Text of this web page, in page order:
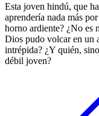
Esta joven hindú, que
aprendería nada más
horno ardiente? ¿No es
Dios pudo volcar en un
intrépida? ¿Y quién,
débil joven?